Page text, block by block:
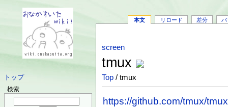
トップ
検索
本文 リロード 差分 バ
screen
tmux
Top / tmux
https://github.com/tmux/tmux